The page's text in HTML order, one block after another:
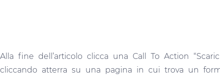
Alla fine dell’articolo clicca una Call To Action
cliccando atterra su una pagina in cui trova un